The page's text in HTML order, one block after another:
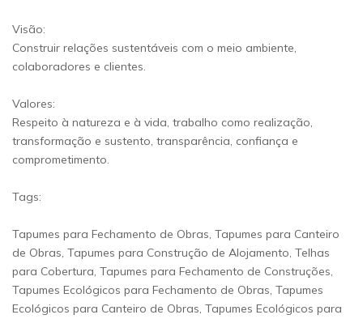
Visão:
Construir relações sustentáveis com o meio ambiente,
colaboradores e clientes.
Valores:
Respeito à natureza e à vida, trabalho como realização,
transformação e sustento, transparência, confiança e
comprometimento.
Tags:
Tapumes para Fechamento de Obras, Tapumes para Canteiro
de Obras, Tapumes para Construção de Alojamento, Telhas
para Cobertura, Tapumes para Fechamento de Construções,
Tapumes Ecológicos para Fechamento de Obras, Tapumes
Ecológicos para Canteiro de Obras, Tapumes Ecológicos para